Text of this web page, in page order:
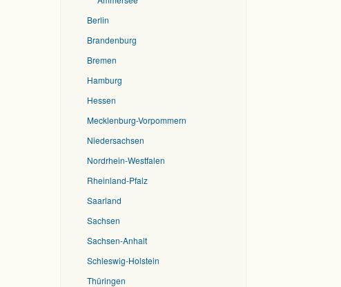
Berlin
Brandenburg
Bremen
Hamburg
Hessen
Mecklenburg-Vorpommern
Niedersachsen
Nordrhein-Westfalen
Rheinland-Pfalz
Saarland
Sachsen
Sachsen-Anhalt
Schleswig-Holstein
Thüringen